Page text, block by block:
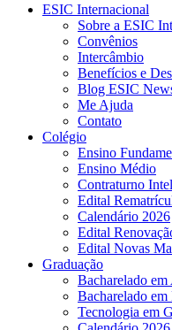
ESIC Internacional
Sobre a ESIC
Convênios
Intercâmbio
Benefícios e
Blog ESIC
Me Ajuda
Contato
Colégio
Ensino
Ensino Médio
Contraturno
Edital
Calendário 2026
Edital
Edital Novas
Graduação
Bacharelado
Bacharelado
Tecnologia em